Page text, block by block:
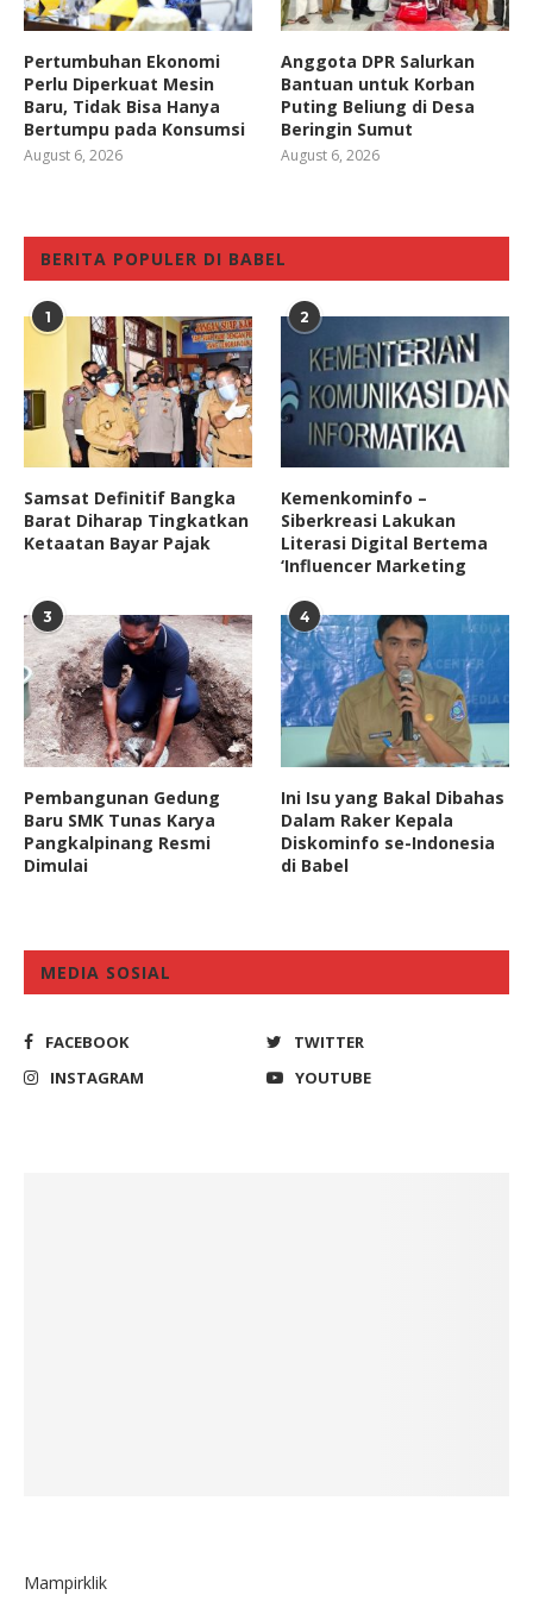
Pertumbuhan Ekonomi
Perlu Diperkuat Mesin
Baru, Tidak Bisa Hanya
Bertumpu pada Konsumsi
August 6, 2026
Anggota DPR Salurkan
Bantuan untuk Korban
Puting Beliung di Desa
Beringin Sumut
August 6, 2026
BERITA POPULER DI BABEL
1
Samsat Definitif Bangka
Barat Diharap Tingkatkan
Ketaatan Bayar Pajak
2
Kemenkominfo –
Siberkreasi Lakukan
Literasi Digital Bertema
‘Influencer Marketing
3
Pembangunan Gedung
Baru SMK Tunas Karya
Pangkalpinang Resmi
Dimulai
4
Ini Isu yang Bakal Dibahas
Dalam Raker Kepala
Diskominfo se-Indonesia
di Babel
MEDIA SOSIAL
FACEBOOK
TWITTER
INSTAGRAM
YOUTUBE
Mampirklik